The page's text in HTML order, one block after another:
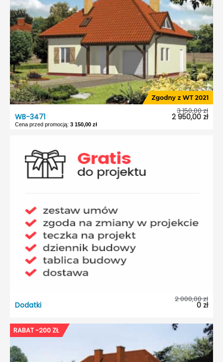
Garaż:
Bez garażu
Dach:
Czterospadowy
Kąt nach. dachu:
30°
Odbicie lustrzane:
Tak
WB-3471 2 950,00 zł
3 150,00 zł
Cena przed promocją: 3 150,00 zł
Dostępność:
Typ projektu:
Kąt nach. dachu:
Odbicie lustrzane:
Dodatki 0 zł
2 000,00 zł
RABAT -200 ZŁ